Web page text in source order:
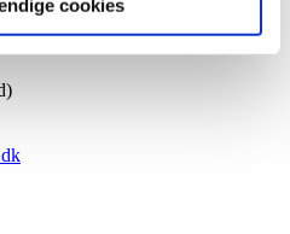
cookies